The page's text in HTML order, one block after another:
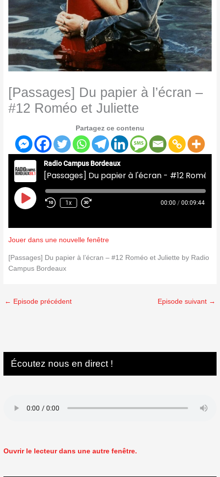
[Passages] Du papier à l’écran –
#12 Roméo et Juliette
Partagez ce contenu
Radio Campus Bordeaux
Play
Episode
1x 00:00 / 00:09:44
Jouer dans une nouvelle fenêtre
[Passages] Du papier à l’écran – #12 Roméo et Juliette by Radio
Campus Bordeaux
← Episode précédent Episode suivant →
Écoutez nous en direct !
Ouvrir le lecteur dans une autre fenêtre.